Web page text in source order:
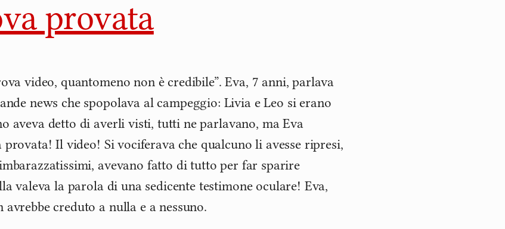
provata
video, quantomeno non è credibile”. Eva, 7 anni, parlava
news che spopolava al campeggio: Livia e Leo si erano
aveva detto di averli visti, tutti ne parlavano, ma Eva
provata! Il video! Si vociferava che qualcuno li avesse ripresi,
avevano fatto di tutto per far sparire
valeva la parola di una sedicente testimone oculare! Eva,
avrebbe creduto a nulla e a nessuno.